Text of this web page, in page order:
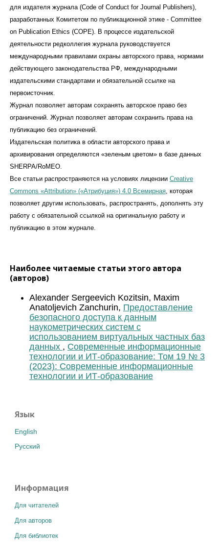
для издателя журнала (Code of Conduct for Journal Publishers),
разработанных Комитетом по публикационной этике - Committee
on Publication Ethics (COPE). В процессе издательской
деятельности редколлегия журнала руководствуется
международными правилами охраны авторского права, нормами
действующего законодательства РФ, международными
издательскими стандартами и обязательной ссылке на
первоисточник.
Журнал позволяет авторам сохранять авторское право без
ограничений. Журнал позволяет авторам сохранить права на
публикацию без ограничений.
Издательская политика в области авторского права и
архивирования определяются «зеленым цветом» в базе данных
SHERPA/RoMEO.
Все статьи распространяются на условиях лицензии Creative
Commons «Attribution» («Атрибуция») 4.0 Всемирная, которая
позволяет другим использовать, распространять, дополнять эту
работу с обязательной ссылкой на оригинальную работу и
публикацию в этом журналe.
Наиболее читаемые статьи этого автора
(авторов)
Alexander Sergeevich Kozitsin, Maxim
Anatoljevich Zanchurin, Предоставление
безопасного доступа к данным
наукометрических систем с
использованием виртуальных частных баз
данных , Современные информационные
технологии и ИТ-образование: Том 19 № 3
(2023): Современные информационные
технологии и ИТ-образование
Язык
English
Русский
Информация
Для читателей
Для авторов
Для библиотек